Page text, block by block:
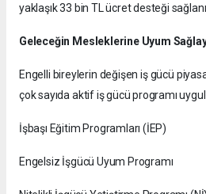
yaklaşık 33 bin TL ücret desteği
Geleceğin Mesleklerine Uyum
Engelli bireylerin değişen iş gücü
çok sayıda aktif iş gücü programı
İşbaşı Eğitim Programları (İEP)
Engelsiz İşgücü Uyum Programı